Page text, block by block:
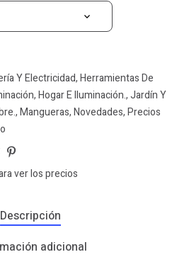
Y Electricidad,Herramientas De
,Hogar E Iluminación.,Jardín Y
,Mangueras,Novedades,Precios
ver los precios
Descripción
adicional